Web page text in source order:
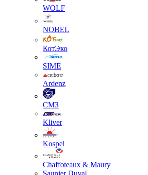
WOLF
NOBEL
КотЭко
SIME
Ardenz
СМЗ
Kliver
Kospel
Chaffoteaux & Maury
Saunier Duval